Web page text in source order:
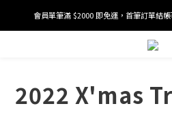
加入/驗證會員並綁定電話號碼，
會員單筆滿 $2000 即免運，首筆訂單結
加入/驗證會員並綁定電話號碼，
2022 X'mas